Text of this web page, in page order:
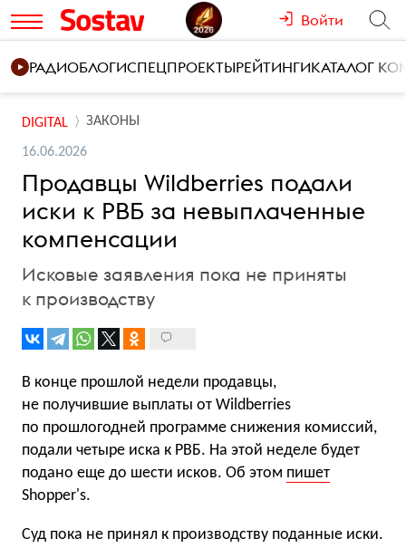
Войти
РАДИОБЛОГИСПЕЦПРОЕКТЫРЕЙТИНГИКАТАЛОГ
DIGITAL ЗАКОНЫ
16.06.2026
Продавцы Wildberries подали
иски к РВБ за невыплаченные
компенсации
Исковые заявления пока не приняты
к производству
В конце прошлой недели продавцы,
не получившие выплаты от Wildberries
по прошлогодней программе снижения комиссий,
подали четыре иска к РВБ. На этой неделе будет
подано еще до шести исков. Об этом пишет
Shopper's.
Суд пока не принял к производству поданные иски.